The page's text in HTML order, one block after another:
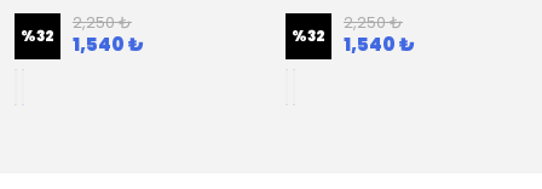
%32
2,250 ₺
1,540 ₺ %32
2,250 ₺
1,540 ₺